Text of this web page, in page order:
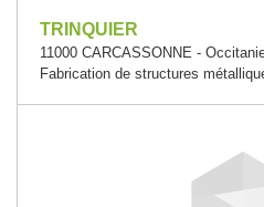
TRINQUIER
11000 CARCASSONNE -
Fabrication de structures